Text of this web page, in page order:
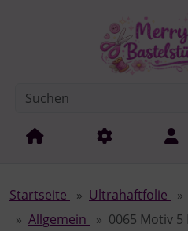
Springe zur Navigation
Startseite Ultrahaftfolie
Allgemein
0065 Motiv 5